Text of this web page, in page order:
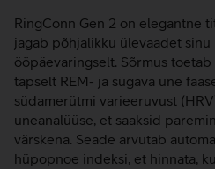
RingConn Gen 2 on elegantne
jagab põhjalikku ülevaadet sinu
ööpäevaringselt. Sõrmus
täpselt REM- ja sügava une
südamerütmi varieeruvust
uneanalüüse, et saaksid
värskena. Seade arvutab
hüpopnoe indeksi, et hinnata,